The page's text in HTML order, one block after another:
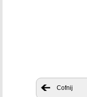
Cofnij